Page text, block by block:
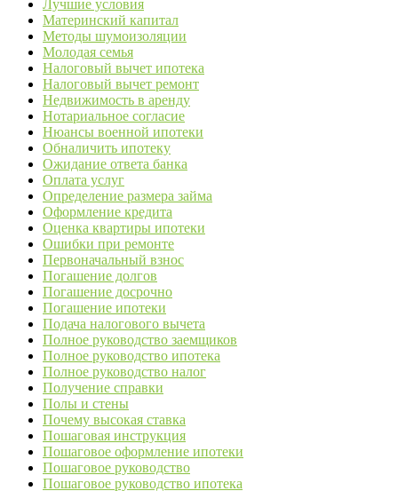
Лучшие условия
Материнский капитал
Методы шумоизоляции
Молодая семья
Налоговый вычет ипотека
Налоговый вычет ремонт
Недвижимость в аренду
Нотариальное согласие
Нюансы военной ипотеки
Обналичить ипотеку
Ожидание ответа банка
Оплата услуг
Определение размера займа
Оформление кредита
Оценка квартиры ипотеки
Ошибки при ремонте
Первоначальный взнос
Погашение долгов
Погашение досрочно
Погашение ипотеки
Подача налогового вычета
Полное руководство заемщиков
Полное руководство ипотека
Полное руководство налог
Получение справки
Полы и стены
Почему высокая ставка
Пошаговая инструкция
Пошаговое оформление ипотеки
Пошаговое руководство
Пошаговое руководство ипотека